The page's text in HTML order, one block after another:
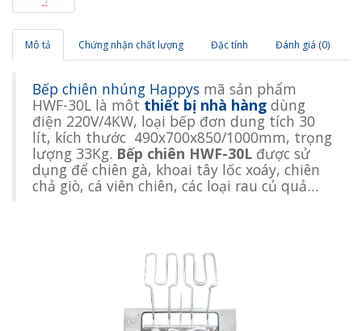
Mô tả Chứng nhận chất lượng Đặc tính Đánh giá (0)
Bếp chiên nhúng Happys mã sản phẩm
HWF-30L là môt thiết bị nhà hàng dùng
điện 220V/4KW, loại bếp đơn dung tích 30
lít, kích thước 490x700x850/1000mm, trọng
lượng 33Kg. Bếp chiên HWF-30L được sử
dụng để chiên gà, khoai tây lốc xoáy, chiên
chả giò, cá viên chiên​, các loại rau củ quả…